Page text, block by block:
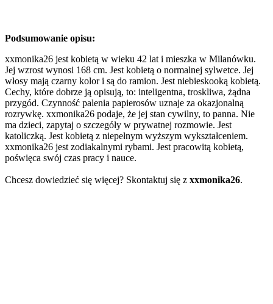
Podsumowanie opisu:
xxmonika26 jest kobietą w wieku 42 lat i mieszka w Milanówku.
Jej wzrost wynosi 168 cm. Jest kobietą o normalnej sylwetce. Jej
włosy mają czarny kolor i są do ramion. Jest niebieskooką kobietą.
Cechy, które dobrze ją opisują, to: inteligentna, troskliwa, żądna
przygód. Czynność palenia papierosów uznaje za okazjonalną
rozrywkę. xxmonika26 podaje, że jej stan cywilny, to panna. Nie
ma dzieci, zapytaj o szczegóły w prywatnej rozmowie. Jest
katoliczką. Jest kobietą z niepełnym wyższym wykształceniem.
xxmonika26 jest zodiakalnymi rybami. Jest pracowitą kobietą,
poświęca swój czas pracy i nauce.
Chcesz dowiedzieć się więcej? Skontaktuj się z xxmonika26.